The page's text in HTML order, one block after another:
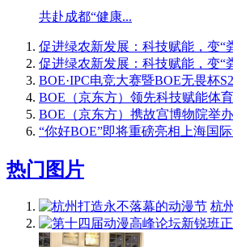
共赴成都“健康...
促进绿农新发展：科技赋能，变“
促进绿农新发展：科技赋能，变“
BOE·IPC电竞大赛暨BOE无畏杯
BOE（京东方）领先科技赋能体
BOE（京东方）携故宫博物院举办
“你好BOE”即将重磅亮相上海国
热门图片
杭